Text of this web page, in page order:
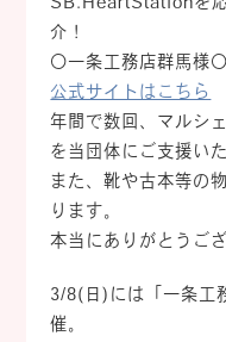
介！
〇一条工務店群馬様〇
公式サイトはこちら
年間で数回、マルシ
を当団体にご支援い
また、靴や古本等の
ります。
本当にありがとうご
3/8(日)には「一条工
催。